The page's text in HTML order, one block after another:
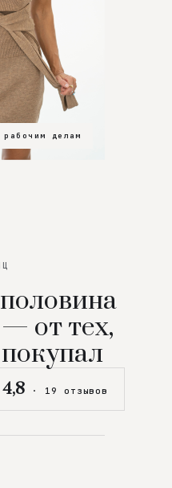
делам
вечер
от тех,
4,8 · 19 отзывов